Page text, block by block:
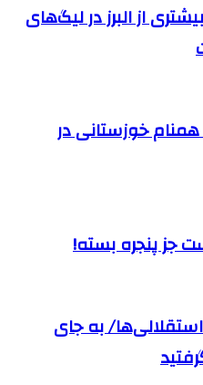
از البرز در لیگ‌های
خوزستانی در
جز پنجره بسته!
به جای